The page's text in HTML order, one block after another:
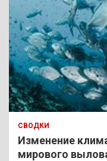
СВОДКИ
Изменение
мирового